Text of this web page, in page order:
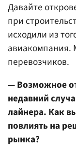
Давайте
при
исходили из
авиакомпания.
перевозчиков.
— Возможное
недавний
лайнера. Как
повлиять на
рынка?